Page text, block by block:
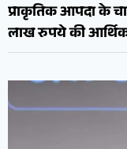
प्राकृतिक आपदा के
लाख रुपये की